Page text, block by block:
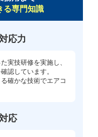
る専門知識
応力
実技研修を実施し、
認しています。
確かな技術でエアコ
応